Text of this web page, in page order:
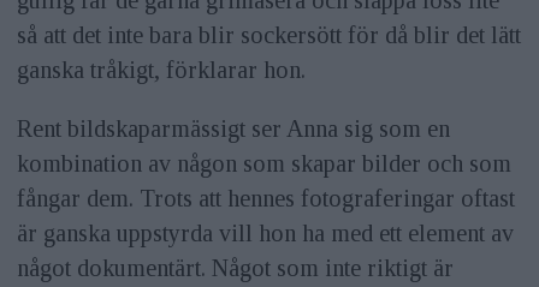
så att det inte bara blir sockersött för då blir det lätt
ganska tråkigt, förklarar hon.
Rent bildskaparmässigt ser Anna sig som en
kombination av någon som skapar bilder och som
fångar dem. Trots att hennes fotograferingar oftast
är ganska uppstyrda vill hon ha med ett element av
något dokumentärt. Något som inte riktigt är